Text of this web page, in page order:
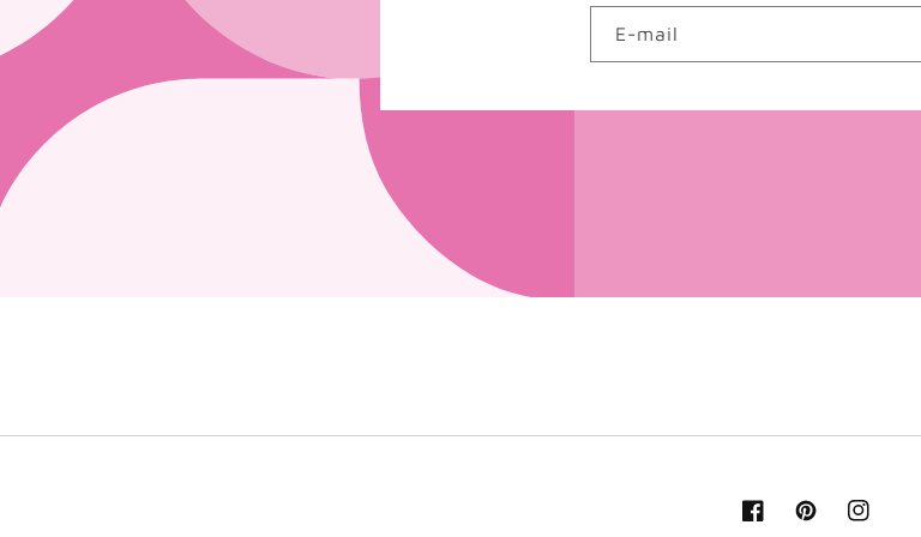
E-mail
FacebookPinterestInstagram